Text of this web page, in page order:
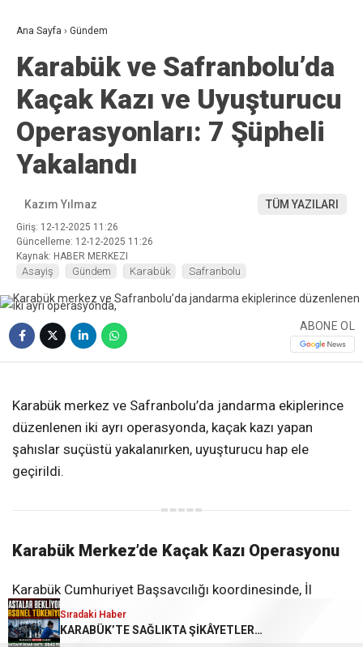
Ana Sayfa › Gündem
Karabük ve Safranbolu’da
Kaçak Kazı ve Uyuşturucu
Operasyonları: 7 Şüpheli
Yakalandı
Kazım Yılmaz TÜM YAZILARI
Giriş: 12-12-2025 11:26
Güncelleme: 12-12-2025 11:26
Kaynak: HABER MERKEZI
Asayiş Gündem Karabük Safranbolu
ABONE OL
Karabük merkez ve Safranbolu’da jandarma ekiplerince
düzenlenen iki ayrı operasyonda, kaçak kazı yapan
şahıslar suçüstü yakalanırken, uyuşturucu hap ele
geçirildi.
Karabük Merkez’de Kaçak Kazı Operasyonu
Karabük Cumhuriyet Başsavcılığı koordinesinde, İl
Jandarma Komutanlığı ekipleri tarafından 10 Aralık
2025’te gerçekleştirilen operasyonda izinsiz kazı
Sıradaki Haber
KARABÜK’TE SAĞLIKTA ŞİKÂYETLER BÜYÜYOR!